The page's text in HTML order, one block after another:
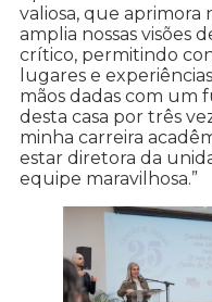
valiosa, que aprimora
amplia nossas visões
crítico, permitindo
lugares e
mãos dadas com um
desta casa por três
minha carreira
estar diretora da
equipe maravilhosa.”